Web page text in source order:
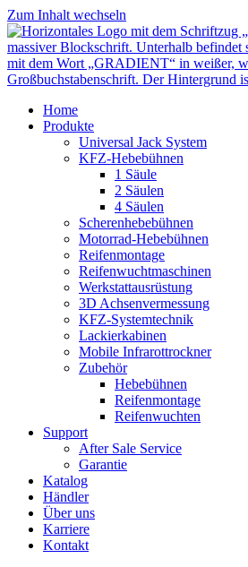
Zum Inhalt wechseln
Home
Produkte
Universal Jack System
KFZ-Hebebühnen
1 Säule
2 Säulen
4 Säulen
Scherenhebebühnen
Motorrad-Hebebühnen
Reifenmontage
Reifenwuchtmaschinen
Werkstattausrüstung
3D Achsenvermessung
KFZ-Systemtechnik
Lackierkabinen
Mobile Infrarottrockner
Zubehör
Hebebühnen
Reifenmontage
Reifenwuchten
Support
After Sale Service
Garantie
Katalog
Händler
Über uns
Karriere
Kontakt